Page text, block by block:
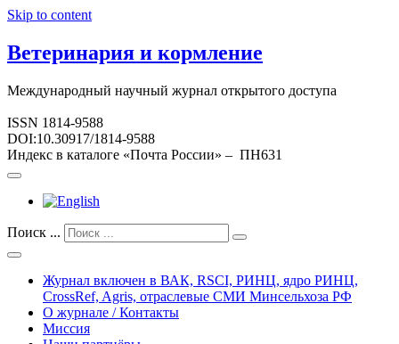
Skip to content
Ветеринария и кормление
Международный научный журнал открытого доступа
ISSN 1814-9588
DOI:10.30917/1814-9588
Индекс в каталоге «Почта России» – ПН631
Поиск ...
Журнал включен в ВАК, RSCI, РИНЦ, ядро РИНЦ,
CrossRef, Agris, отраслевые СМИ Минсельхоза РФ
О журнале / Контакты
Миссия